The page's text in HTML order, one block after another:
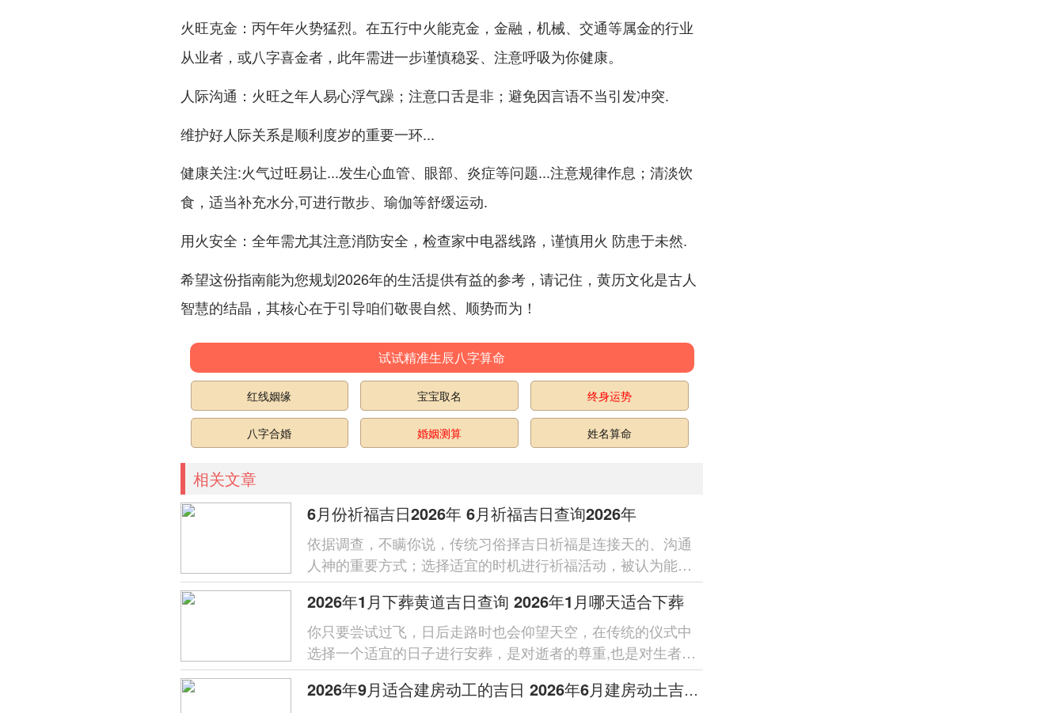
火旺克金 ：丙午年火势猛烈。在五行中火能克金， 金融，机械、交通等属金的行业
从业者，或八字喜金者，此年需进一步谨慎稳妥、注意呼吸为你健康。
人际沟通 ：火旺之年人易心浮气躁； 注意口舌是非；避免因言语不当引发冲突.
维护好人际关系是顺利度岁的重要一环...
健康关注:火气过旺易让...发生心血管、眼部、炎症等问题...注意规律作息；清淡饮
食，适当补充水分,可进行散步、瑜伽等舒缓运动.
用火安全 ：全年需尤其注意消防安全 ，检查家中电器线路，谨慎用火 防患于未然.
希望这份指南能为您规划2026年的生活提供有益的参考，请记住，黄历文化是古人
智慧的结晶，其核心在于引导咱们敬畏自然、顺势而为！
试试精准生辰八字算命
红线姻缘 宝宝取名 终身运势
八字合婚 婚姻测算 姓名算命
相关文章
6月份祈福吉日2026年 6月祈福吉日查询2026年
依据调查，不瞒你说，传统习俗择吉日祈福是连接天的、沟通
人神的重要方式；选择适宜的时机进行祈福活动，被认为能更
好的传达心愿，获得神灵的眷顾与庇...
2026年1月下葬黄道吉日查询 2026年1月哪天适合下葬
你只要尝试过飞，日后走路时也会仰望天空，在传统的仪式中
选择一个适宜的日子进行安葬，是对逝者的尊重,也是对生者的
一种慰藉。 2026年位农历丙午...
2026年9月适合建房动工的吉日 2026年6月建房动土吉日一览表